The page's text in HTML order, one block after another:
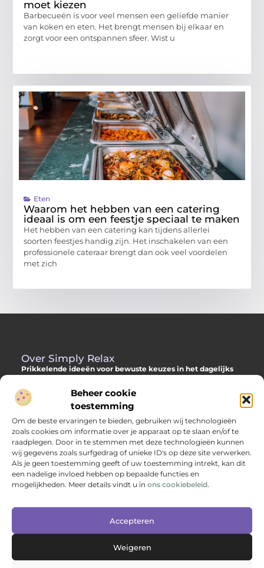
Beheer cookie
toestemming
Om de beste ervaringen te bieden, gebruiken wij technologieën
zoals cookies om informatie over je apparaat op te slaan en/of te
raadplegen. Door in te stemmen met deze technologieën kunnen
wij gegevens zoals surfgedrag of unieke ID's op deze site verwerken.
Als je geen toestemming geeft of uw toestemming intrekt, kan dit
een nadelige invloed hebben op bepaalde functies en
mogelijkheden. Meer details vindt u in ons cookiebeleid.
Accepteren
Weigeren
moet kiezen
Barbecueën is voor veel mensen een geliefde manier
van koken en eten. Het brengt mensen bij elkaar en
zorgt voor een ontspannen sfeer. Wist u
Eten
Waarom het hebben van een catering
ideaal is om een feestje speciaal te maken
Het hebben van een catering kan tijdens allerlei
soorten feestjes handig zijn. Het inschakelen van een
professionele cateraar brengt dan ook veel voordelen
met zich
Over Simply Relax
Prikkelende ideeën voor bewuste keuzes in het dagelijks
Laat je inspireren door diverse content vol slimme adviezen,
verdiepende inzichten en originele invalshoeken. Alles om jou
te helpen met meer helderheid en richting je dag door te
komen.
Main Links
Bericht categorie